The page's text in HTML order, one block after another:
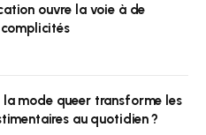
ouvre la voie à de
la mode queer transforme les
au quotidien ?